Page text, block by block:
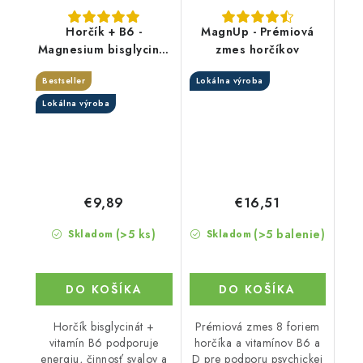
Horčík + B6 -
Magnesium bisglycinát
s vitamínom B6
Bestseller
Lokálna výroba
Skladom (>5 ks)
€9,89
DO KOŠÍKA
Horčík bisglycinát +
vitamín B6 podporuje
energiu, činnosť svalov a
MagnUp - Prémiová
zmes horčíkov
Lokálna výroba
Skladom (>5 balenie)
€16,51
DO KOŠÍKA
Prémiová zmes 8 foriem
horčíka a vitamínov B6 a
D pre podporu psychickej